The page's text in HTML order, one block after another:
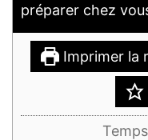
préparer chez
Imprimer la